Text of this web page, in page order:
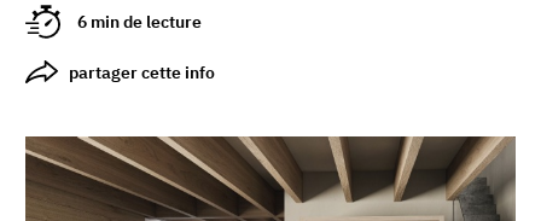
6 min de lecture
partager cette info